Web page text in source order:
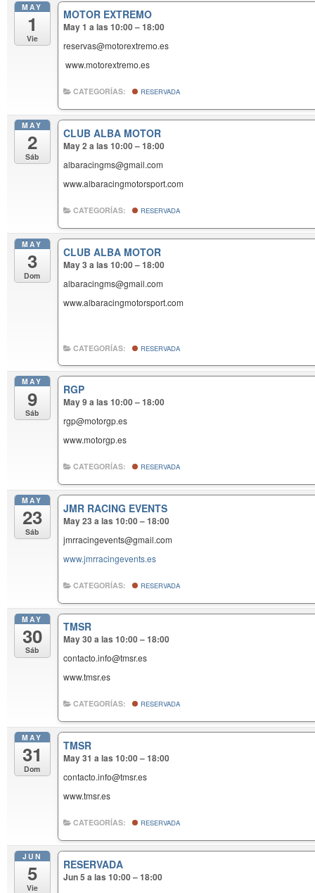
MAY
1
Vie
MOTOR EXTREMO
May 1 a las 10:00 – 18:00
reservas@motorextremo.es
www.motorextremo.es
CATEGORÍAS: RESERVADA
MAY
2
Sáb
CLUB ALBA MOTOR
May 2 a las 10:00 – 18:00
albaracingms@gmail.com
www.albaracingmotorsport.com
CATEGORÍAS: RESERVADA
MAY
3
Dom
CLUB ALBA MOTOR
May 3 a las 10:00 – 18:00
albaracingms@gmail.com
www.albaracingmotorsport.com
CATEGORÍAS: RESERVADA
MAY
9
Sáb
RGP
May 9 a las 10:00 – 18:00
rgp@motorgp.es
www.motorgp.es
CATEGORÍAS: RESERVADA
MAY
23
Sáb
JMR RACING EVENTS
May 23 a las 10:00 – 18:00
jmrracingevents@gmail.com
www.jmrracingevents.es
CATEGORÍAS: RESERVADA
MAY
30
Sáb
TMSR
May 30 a las 10:00 – 18:00
contacto.info@tmsr.es
www.tmsr.es
CATEGORÍAS: RESERVADA
MAY
31
Dom
TMSR
May 31 a las 10:00 – 18:00
contacto.info@tmsr.es
www.tmsr.es
CATEGORÍAS: RESERVADA
JUN
5
Vie
RESERVADA
Jun 5 a las 10:00 – 18:00